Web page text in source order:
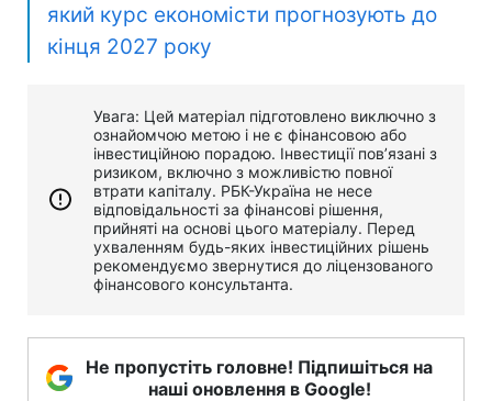
який курс економісти прогнозують до
кінця 2027 року
Увага: Цей матеріал підготовлено виключно з
ознайомчою метою і не є фінансовою або
інвестиційною порадою. Інвестиції пов’язані з
ризиком, включно з можливістю повної
втрати капіталу. РБК-Україна не несе
відповідальності за фінансові рішення,
прийняті на основі цього матеріалу. Перед
ухваленням будь-яких інвестиційних рішень
рекомендуємо звернутися до ліцензованого
фінансового консультанта.
Не пропустіть головне! Підпишіться на
наші оновлення в Google!